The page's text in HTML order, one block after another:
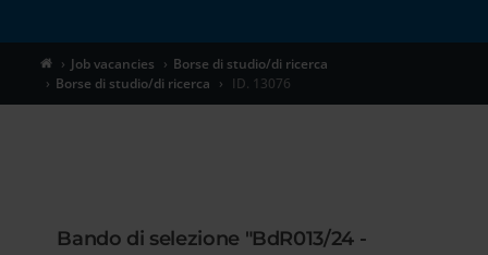
Job vacancies
Borse di studio/di ricerca
Borse di studio/di ricerca
ID. 13076
Bando di selezione "BdR013/24 -